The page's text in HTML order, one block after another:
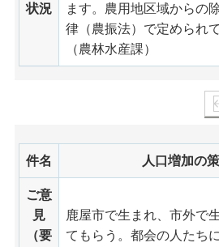
状況
ます。農用地区域からの
律（農振法）で定められ
（農林水産課）
件名 人口増加の策
ご意
見
（要
鹿屋市で生まれ、市外で
てもらう。都会の人たち